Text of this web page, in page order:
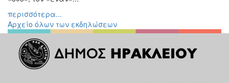
περισσότερα...
Αρχείο όλων των εκδηλώσεων